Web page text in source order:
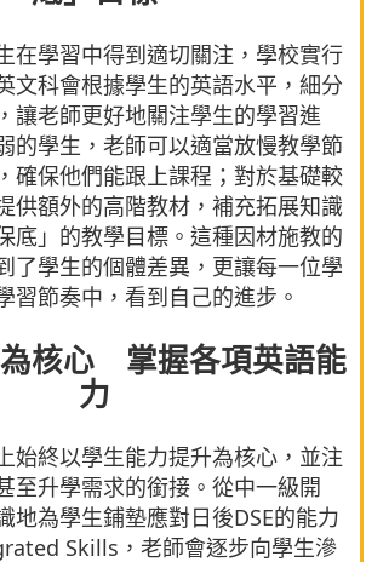
在學習中得到適切關注，學校實行
文科會根據學生的英語水平，細分
讓老師更好地關注學生的學習進
的學生，老師可以適當放慢教學節
確保他們能跟上課程；對於基礎較
供額外的高階教材，補充拓展知識
底」的教學目標。這種因材施教的
了學生的個體差異，更讓每一位學
習節奏中，看到自己的進步。
核心 掌握各項英語能
力
始終以學生能力提升為核心，並注
至升學需求的銜接。從中一級開
地為學生鋪墊應對日後DSE的能力
Skills，老師會逐步向學生滲